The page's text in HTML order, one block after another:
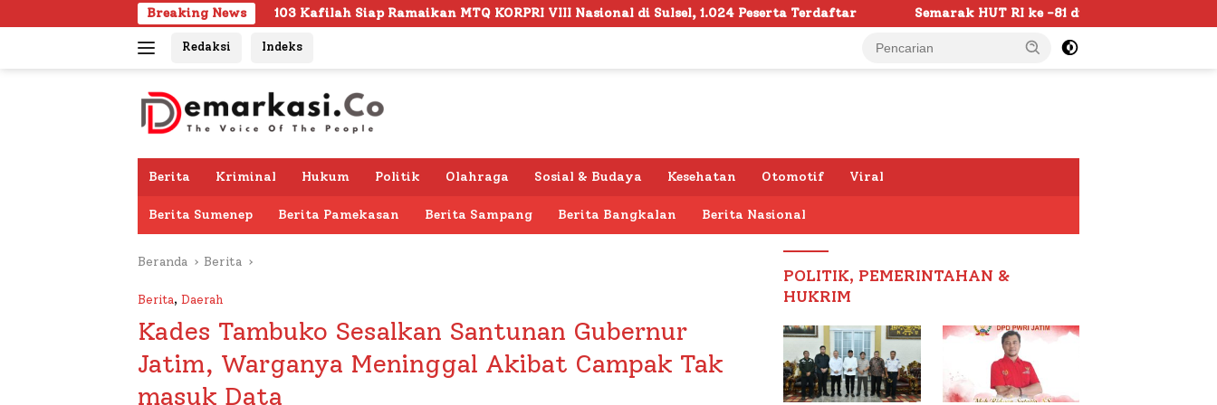
ke
Breaking News
103 Kafilah Siap Ramaikan MTQ KORPRI VIII Nasional di Sulsel, 1.024 Peserta Terdaftar Semarak HUT RI ke -81 di Sumenep Dimulai, Bupati Fauzi Awali
Redaksi Indeks
Berita Kriminal Hukum Politik Olahraga Sosial & Budaya Kesehatan Otomotif Viral
Berita Sumenep Berita Pamekasan Berita Sampang Berita Bangkalan Berita Nasional
Beranda Berita
Berita, Daerah
Kades Tambuko Sesalkan Santunan Gubernur
Jatim, Warganya Meninggal Akibat Campak Tak
masuk Data
POLITIK, PEMERINTAHAN &
HUKRIM